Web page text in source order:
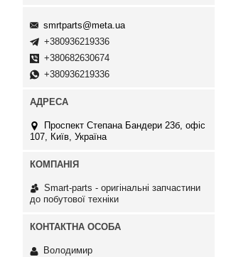
smrtparts@meta.ua
+380936219336
+380682630674
+380936219336
Проспект Степана Бандери 23б, офіс
107, Київ, Україна
Smart-parts - оригінальні запчастини
до побутової техніки
Володимир